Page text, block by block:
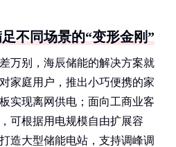
不同场景的“变形金刚”
万别，海辰储能的解决方案就
家庭用户，推出小巧便携的家
实现离网供电；面向工商业客
可根据用电规模自由扩展容
造大型储能电站，支持调峰调